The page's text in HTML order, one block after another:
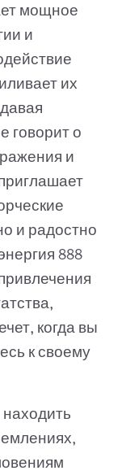
мощное
и
их
говорит о
и
и радостно
888
когда вы
к своему